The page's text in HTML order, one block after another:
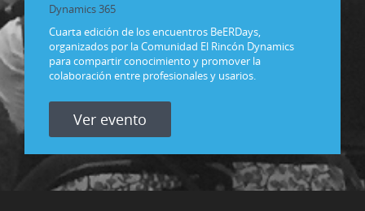
Dynamics 365
Power Platform
Cuarta edición de los encuentros BeERDays,
organizados por la Comunidad El Rincón Dynamics
para compartir conocimiento y promover la
colaboración entre profesionales y usarios.
Ver evento